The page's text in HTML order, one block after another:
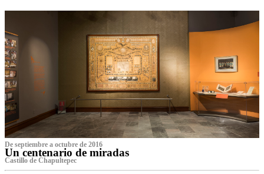
De septiembre a octubre de 2016
Un centenario de miradas
Castillo de Chapultepec